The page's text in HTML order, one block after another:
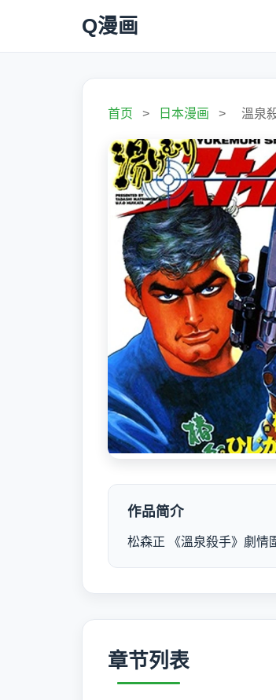
Q漫画
首页 > 日本漫画 > 溫泉
作品简介
松森正 《溫泉殺手》劇情
章节列表